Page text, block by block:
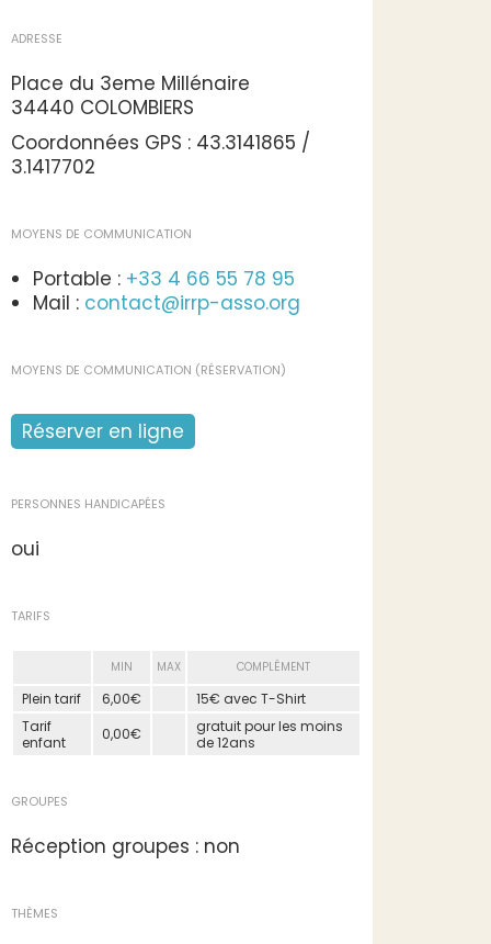
ADRESSE
Place du 3eme Millénaire
34440 COLOMBIERS
Coordonnées GPS : 43.3141865 /
3.1417702
MOYENS DE COMMUNICATION
Portable : +33 4 66 55 78 95
Mail : contact@irrp-asso.org
MOYENS DE COMMUNICATION (RÉSERVATION)
Réserver en ligne
PERSONNES HANDICAPÉES
oui
TARIFS
MIN MAX COMPLÉMENT
Plein tarif 6,00€
15€ avec T-Shirt
Tarif
enfant
0,00€
gratuit pour les moins
de 12ans
GROUPES
Réception groupes : non
THÈMES